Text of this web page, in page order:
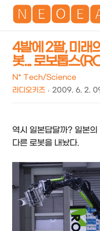
4발에 2팔, 미래
봇... 로보톱스
N* Tech/Science
라디오키즈
2009. 6. 2.
역시 일본답달까? 일본
다른 로봇을 내놨다.